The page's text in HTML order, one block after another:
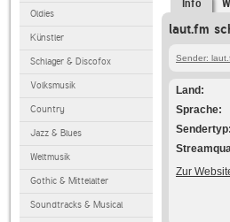
Oldies
Künstler
Schlager & Discofox
Volksmusik
Country
Jazz & Blues
Weltmusik
Gothic & Mittelalter
Soundtracks & Musical
Info
laut.fm
Sender:
Land
Sprache
Sendertyp
Zur